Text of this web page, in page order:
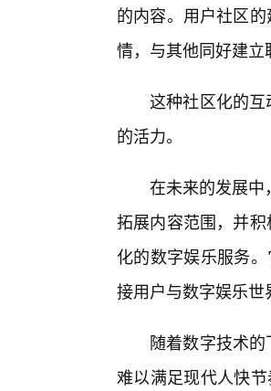
的内容。用户社区
情，与其他同好建
这种社区化的
的活力。
在未来的发展中
拓展内容范围，并
化的数字娱乐服务
接用户与数字娱乐
随着数字技术
难以满足现代人快